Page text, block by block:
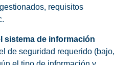
requisitos
sistema de información
de seguridad requerido (bajo,